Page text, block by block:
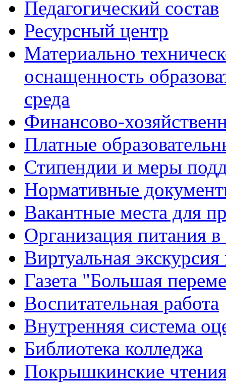
Педагогический состав
Ресурсный центр
Материально
оснащенность
среда
Финансово-
Платные
Стипендии и меры
Нормативные
Вакантные места для
Организация питания в
Виртуальная
Газета "Большая
Воспитательная работа
Внутренняя система
Библиотека колледжа
Покрышкинские